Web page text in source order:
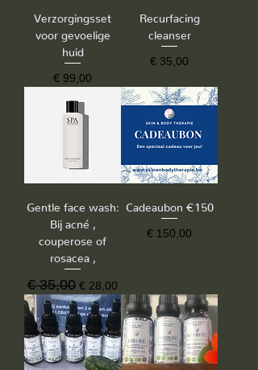
Verzorgingsset
voor gevoelige
huid
Prijs
€ 99,00
Recurfacing
cleanser
Prijs
€ 35,00
Gentle face wash:
Bij acné ,
couperose of
rosacea ,
Normale prijs
€ 35,00 Verkoopprijs
€ 28,00
Cadeaubon €150
Prijs
€ 150,00